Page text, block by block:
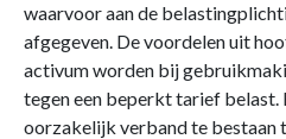
waarvoor aan de
afgegeven. De voordelen uit
activum worden bij
tegen een beperkt tarief belast.
oorzakelijk verband te bestaan